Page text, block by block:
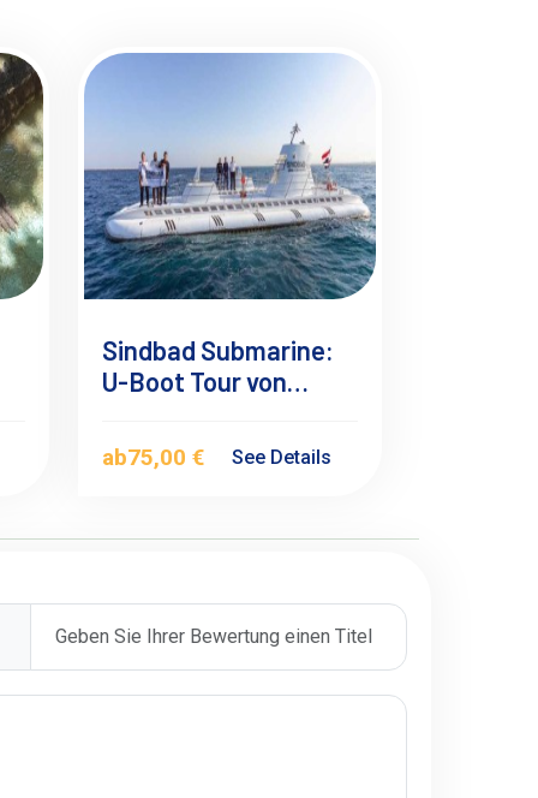
Sindbad Submarine:
U-Boot Tour von
ab75,00 € See Details